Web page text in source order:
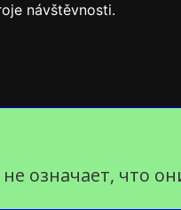
návštěvnosti.
означает, что